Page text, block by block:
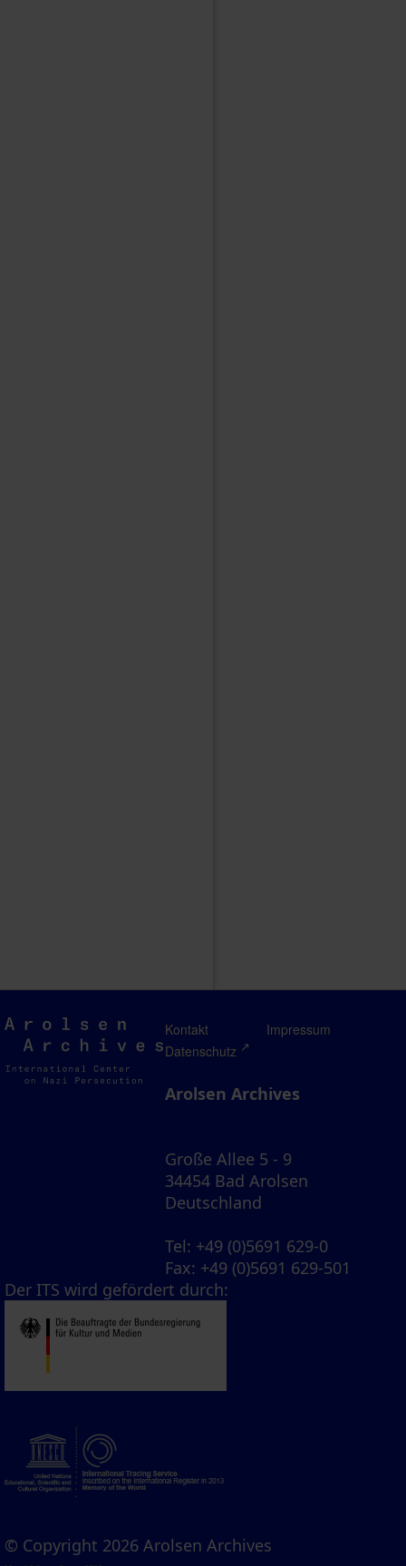
Arolsen
Archives
Kontakt
Impressum
Datenschutz
Arolsen Archives
Große Allee 5 - 9
34454 Bad Arolsen
Deutschland
Tel: +49 (0)5691 629-0
Fax: +49 (0)5691 629-501
Der ITS wird gefördert durch:
© Copyright 2026 Arolsen Archives